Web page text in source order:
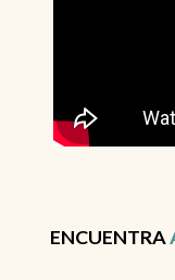
ENCUENTRA